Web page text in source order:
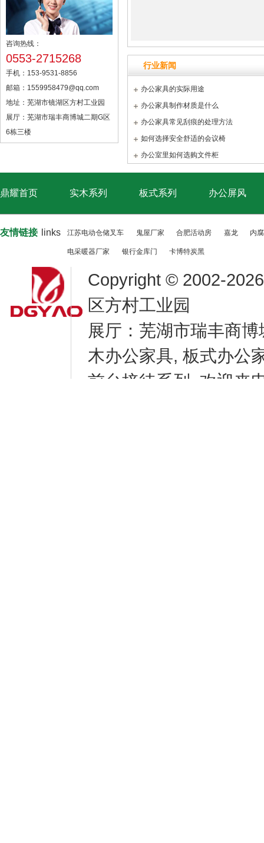
咨询热线：
0553-2715268
手机：153-9531-8856
邮箱：1559958479@qq.com
地址：芜湖市镜湖区方村工业园
展厅：芜湖市瑞丰商博城二期G区
6栋三楼
行业新闻
办公家具的实际用途
办公家具制作材质是什么
办公家具常见刮痕的处理方法
如何选择安全舒适的会议椅
办公室里如何选购文件柜
鼎耀首页 实木系列 板式系列 办公屏风
友情链接 links 江苏电动仓储叉车 鬼屋厂家 合肥活动房 嘉龙 内
电采暖器厂家 银行金库门 卡博特炭黑
Copyright © 2002-
区方村工业园
展厅：芜湖市瑞丰商
木办公家具, 板式办公
前台接待系列, 欢迎来